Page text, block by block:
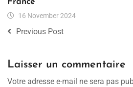
France
16 November 2024
Previous Post
Laisser un commentaire
Votre adresse e-mail ne sera pas